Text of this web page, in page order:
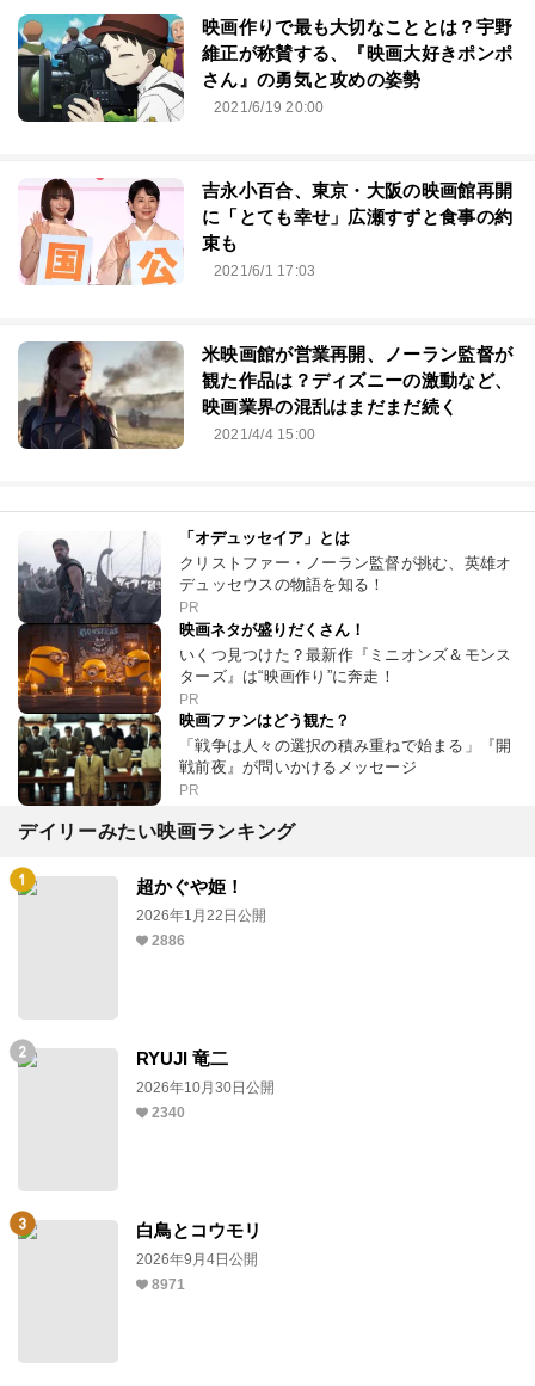
映画作りで最も大切なこととは？宇野
維正が称賛する、『映画大好きポンポ
さん』の勇気と攻めの姿勢
2021/6/19 20:00
吉永小百合、東京・大阪の映画館再開
に「とても幸せ」広瀬すずと食事の約
束も
2021/6/1 17:03
米映画館が営業再開、ノーラン監督が
観た作品は？ディズニーの激動など、
映画業界の混乱はまだまだ続く
2021/4/4 15:00
「オデュッセイア」とは
クリストファー・ノーラン監督が挑む、英雄オ
デュッセウスの物語を知る！
PR
映画ネタが盛りだくさん！
いくつ見つけた？最新作『ミニオンズ＆モンス
ターズ』は“映画作り”に奔走！
PR
映画ファンはどう観た？
「戦争は人々の選択の積み重ねで始まる」『開
戦前夜』が問いかけるメッセージ
PR
デイリーみたい映画ランキング
超かぐや姫！
2026年1月22日公開
2886
RYUJI 竜二
2026年10月30日公開
2340
白鳥とコウモリ
2026年9月4日公開
8971